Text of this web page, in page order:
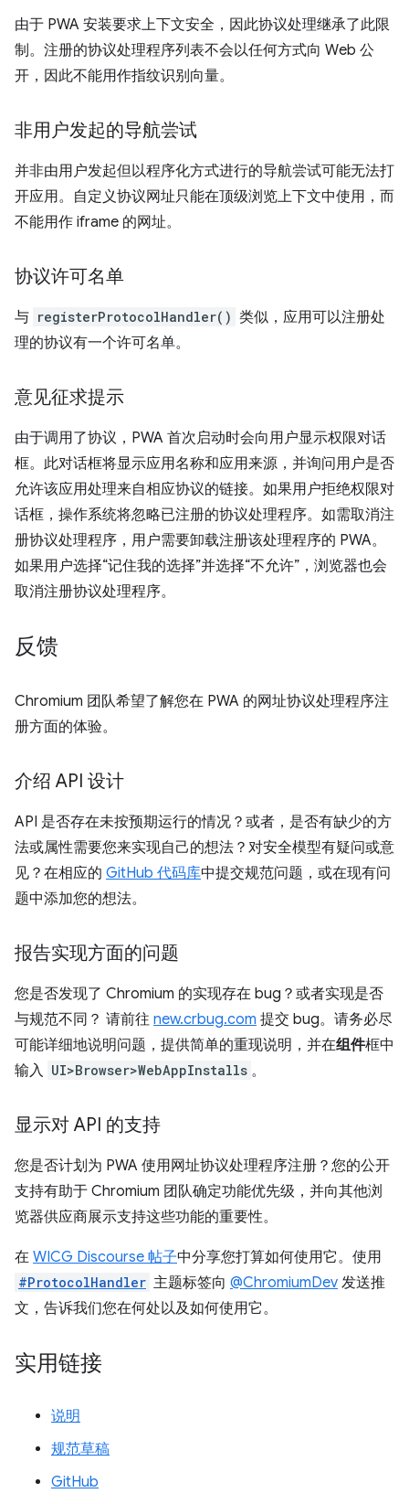
由于 PWA 安装要求上下文安全，因此协议处理继承了此限
制。注册的协议处理程序列表不会以任何方式向 Web 公
开，因此不能用作指纹识别向量。
非用户发起的导航尝试
并非由用户发起但以程序化方式进行的导航尝试可能无法打
开应用。自定义协议网址只能在顶级浏览上下文中使用，而
不能用作 iframe 的网址。
协议许可名单
与 registerProtocolHandler() 类似，应用可以注册处
理的协议有一个许可名单。
意见征求提示
由于调用了协议，PWA 首次启动时会向用户显示权限对话
框。此对话框将显示应用名称和应用来源，并询问用户是否
允许该应用处理来自相应协议的链接。如果用户拒绝权限对
话框，操作系统将忽略已注册的协议处理程序。如需取消注
册协议处理程序，用户需要卸载注册该处理程序的 PWA。
如果用户选择“记住我的选择”并选择“不允许”，浏览器也会
取消注册协议处理程序。
反馈
Chromium 团队希望了解您在 PWA 的网址协议处理程序注
册方面的体验。
介绍 API 设计
API 是否存在未按预期运行的情况？或者，是否有缺少的方
法或属性需要您来实现自己的想法？对安全模型有疑问或意
见？在相应的 GitHub 代码库中提交规范问题，或在现有问
题中添加您的想法。
报告实现方面的问题
您是否发现了 Chromium 的实现存在 bug？或者实现是否
与规范不同？ 请前往 new.crbug.com 提交 bug。请务必尽
可能详细地说明问题，提供简单的重现说明，并在组件框中
输入 UI>Browser>WebAppInstalls 。
显示对 API 的支持
您是否计划为 PWA 使用网址协议处理程序注册？您的公开
支持有助于 Chromium 团队确定功能优先级，并向其他浏
览器供应商展示支持这些功能的重要性。
在 WICG Discourse 帖子中分享您打算如何使用它。使用
#ProtocolHandler 主题标签向 @ChromiumDev 发送推
文，告诉我们您在何处以及如何使用它。
实用链接
说明
规范草稿
GitHub